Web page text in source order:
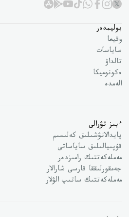
بوليمدەر
وقيعا
ساياسات
تالداۋ
ەكونوميكا
الەمدە
ءبىز تۋرالى
پايدالانۋشىلىق كەلىسىم
قۇپىيالىلىق ساياساتى
مەملەكەتتىك رامىزدەر
جەمقورلىققا قارسى شارالار
مەملەكەتتىك ساتىپ الۋلار